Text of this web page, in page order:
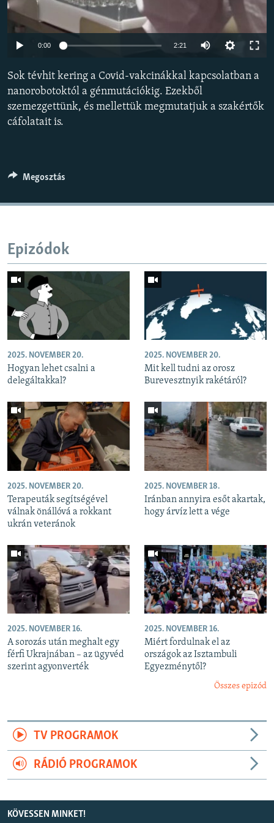
EURÓPAI UNIÓ
VILÁG
A MÚLT TANULSÁGAI
KÖVESSEN MINKET! 360p
0:00 2:21
480p
Sok tévhit kering a Covid-vakcinákkal kapcsolatban a
nanorobotoktól a génmutációkig. Ezekből
szemezgettünk, és mellettük megmutatjuk a szakértők
cáfolatait is.
Megosztás
Epizódok
2025. NOVEMBER 20.
Hogyan lehet csalni a
delegáltakkal?
2025. NOVEMBER 20.
Mit kell tudni az orosz
Burevesztnyik rakétáról?
2025. NOVEMBER 20.
Terapeuták segítségével
válnak önállóvá a rokkant
ukrán veteránok
2025. NOVEMBER 18.
Iránban annyira esőt akartak,
hogy árvíz lett a vége
2025. NOVEMBER 16.
A sorozás után meghalt egy
férfi Ukrajnában – az ügyvéd
szerint agyonverték
2025. NOVEMBER 16.
Miért fordulnak el az
országok az Isztambuli
Egyezménytől?
Összes epizód
TV PROGRAMOK
RÁDIÓ PROGRAMOK
KÖVESSEN MINKET!